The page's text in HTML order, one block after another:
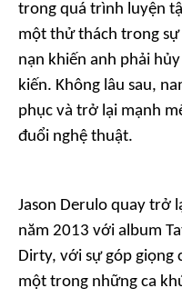
trong quá trình luyện
một thử thách trong sự
nạn khiến anh phải
kiến. Không lâu sau,
phục và trở lại mạnh
đuổi nghệ thuật.
Jason Derulo quay trở
năm 2013 với album
Dirty, với sự góp giọng
một trong những ca